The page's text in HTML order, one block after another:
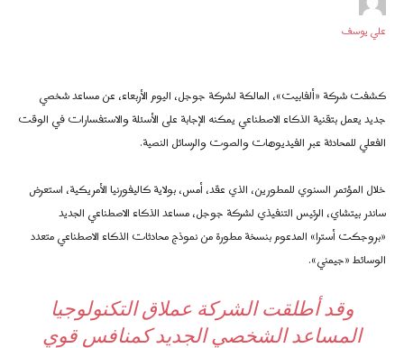
علي يوسف
كشفت شركة «ألفابيت»، المالكة لشركة جوجل، اليوم الأربعاء، عن مساعد شخصي
جديد يعمل بتقنية الذكاء الاصطناعي يمكنه الإجابة على الأسئلة والاستفسارات في الوقت
الفعلي للمحادثة عبر الفيديوهات والصوت والرسائل النصية.
خلال المؤتمر السنوي للمطورين، الذي عقد، أمس، بولاية كاليفورنيا الأمريكية، استعرض
ساندر بيتشاي، الرئيس التنفيذي لشركة جوجل، مساعد الذكاء الاصطناعي الجديد
«بروجكت أسترا» المدعوم بنسخة مطورة من نموذج محادثات الذكاء الاصطناعي متعدد
الوسائط «جيمني».
وقد أطلقت الشركة عملاق التكنولوجيا
المساعد الشخصي الجديد كمنافس قوي